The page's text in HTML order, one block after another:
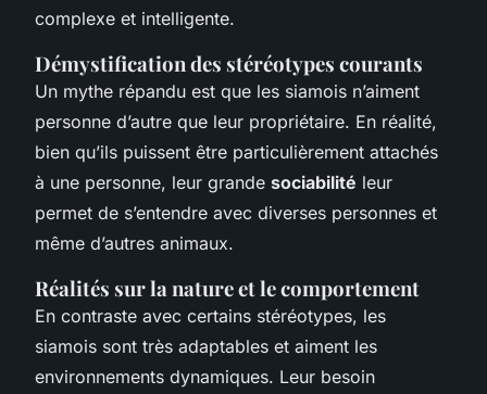
complexe et intelligente.
Démystification des stéréotypes courants
Un mythe répandu est que les siamois n’aiment
personne d’autre que leur propriétaire. En réalité,
bien qu’ils puissent être particulièrement attachés
à une personne, leur grande sociabilité leur
permet de s’entendre avec diverses personnes et
même d’autres animaux.
Réalités sur la nature et le comportement
En contraste avec certains stéréotypes, les
siamois sont très adaptables et aiment les
environnements dynamiques. Leur besoin